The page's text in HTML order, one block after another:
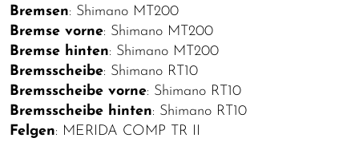
Bremsen: Shimano MT200
Bremse vorne: Shimano MT200
Bremse hinten: Shimano MT200
Bremsscheibe: Shimano RT10
Bremsscheibe vorne: Shimano RT10
Bremsscheibe hinten: Shimano RT10
Felgen: MERIDA COMP TR II